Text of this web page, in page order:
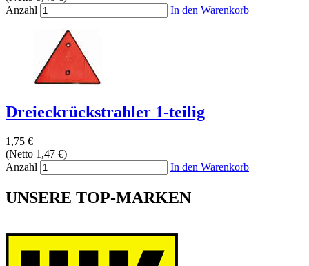
Anzahl
In den Warenkorb
Dreieckrückstrahler 1-teilig
1,75 €
(Netto 1,47 €)
Anzahl
In den Warenkorb
UNSERE TOP-MARKEN